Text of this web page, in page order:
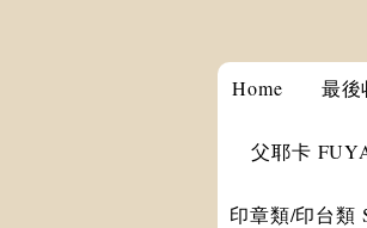
Home 最後
父耶卡
印章類/印台類